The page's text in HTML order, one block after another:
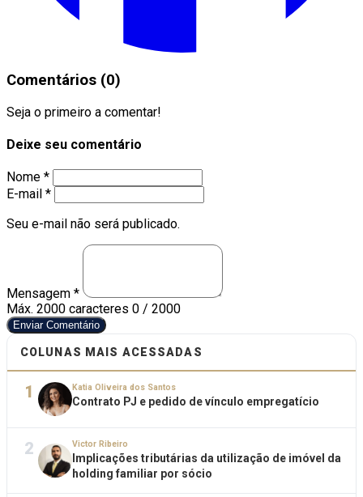
Comentários (0)
Seja o primeiro a comentar!
Deixe seu comentário
Nome *
E-mail *
Seu e-mail não será publicado.
Mensagem *
Máx. 2000 caracteres 0 / 2000
Enviar Comentário
COLUNAS MAIS ACESSADAS
1 Katia Oliveira dos Santos
Contrato PJ e pedido de vínculo empregatício
2 Victor Ribeiro
Implicações tributárias da utilização de imóvel da
holding familiar por sócio